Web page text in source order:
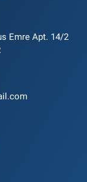
Emre Apt. 14/2